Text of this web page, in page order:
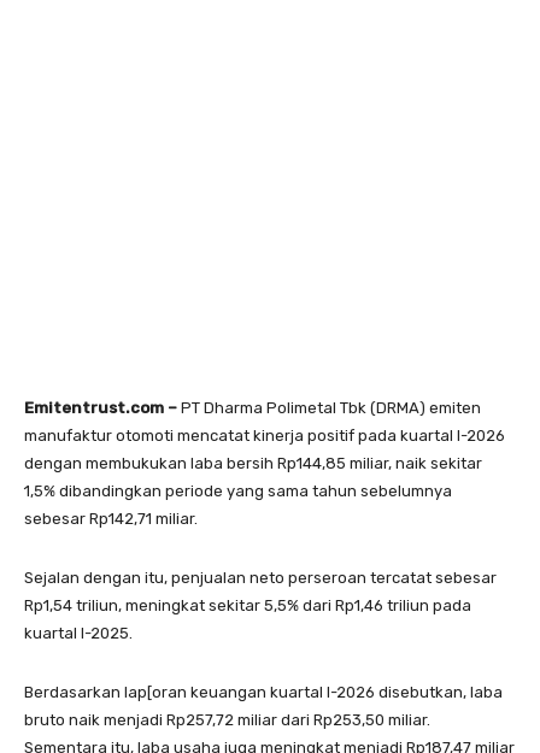
Emitentrust.com – PT Dharma Polimetal Tbk (DRMA) emiten
manufaktur otomoti mencatat kinerja positif pada kuartal I-2026
dengan membukukan laba bersih Rp144,85 miliar, naik sekitar
1,5% dibandingkan periode yang sama tahun sebelumnya
sebesar Rp142,71 miliar.
Sejalan dengan itu, penjualan neto perseroan tercatat sebesar
Rp1,54 triliun, meningkat sekitar 5,5% dari Rp1,46 triliun pada
kuartal I-2025.
Berdasarkan lap[oran keuangan kuartal I-2026 disebutkan, laba
bruto naik menjadi Rp257,72 miliar dari Rp253,50 miliar.
Sementara itu, laba usaha juga meningkat menjadi Rp187,47 miliar